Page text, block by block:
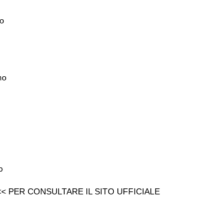
PER CONSULTARE IL SITO UFFICIALE